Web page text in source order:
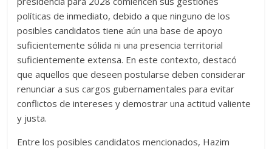
políticas de inmediato, debido a que ninguno de los
posibles candidatos tiene aún una base de apoyo
suficientemente sólida ni una presencia territorial
suficientemente extensa. En este contexto, destacó
que aquellos que deseen postularse deben considerar
renunciar a sus cargos gubernamentales para evitar
conflictos de intereses y demostrar una actitud valiente
y justa.
Entre los posibles candidatos mencionados, Hazim